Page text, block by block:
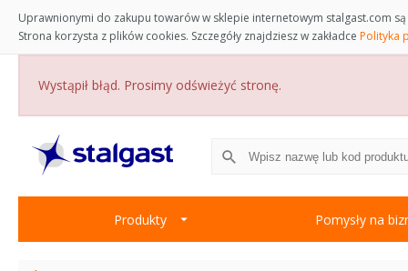
Uprawnionymi do zakupu towarów w sklepie internetowym stalgast.com
Strona korzysta z plików cookies. Szczegóły znajdziesz w zakładce Polityka
Wystąpił błąd. Prosimy odświeżyć stronę.
Produkty Pomysły na